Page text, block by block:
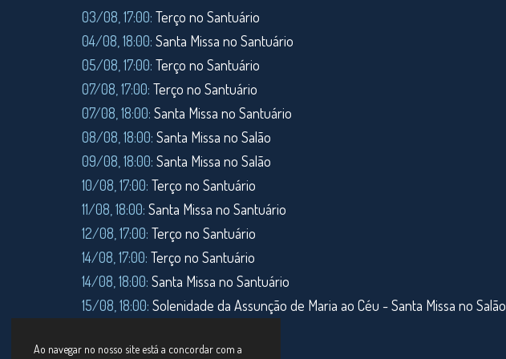
Ao navegar no nosso site está a concordar com a
03/08, 17:00: Terço no Santuário
04/08, 18:00: Santa Missa no Santuário
05/08, 17:00: Terço no Santuário
07/08, 17:00: Terço no Santuário
07/08, 18:00: Santa Missa no Santuário
08/08, 18:00: Santa Missa no Salão
09/08, 18:00: Santa Missa no Salão
10/08, 17:00: Terço no Santuário
11/08, 18:00: Santa Missa no Santuário
12/08, 17:00: Terço no Santuário
14/08, 17:00: Terço no Santuário
14/08, 18:00: Santa Missa no Santuário
15/08, 18:00: Solenidade da Assunção de Maria ao Céu - Santa Missa no Salão